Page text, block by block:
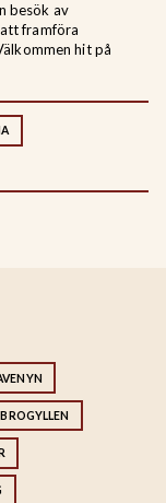
besök av
framföra
hit på
BROGYLLEN